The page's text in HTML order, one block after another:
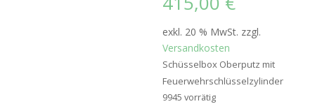
exkl. 20 % MwSt. zzgl.
Versandkosten
Schüsselbox Oberputz mit
Feuerwehrschlüsselzylinder
9945 vorrätig